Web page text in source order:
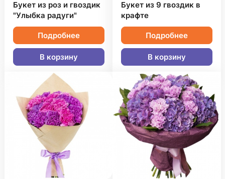
Букет из роз и гвоздик
"Улыбка радуги"
Подробнее
В корзину
Букет из 9 гвоздик в
крафте
Подробнее
В корзину